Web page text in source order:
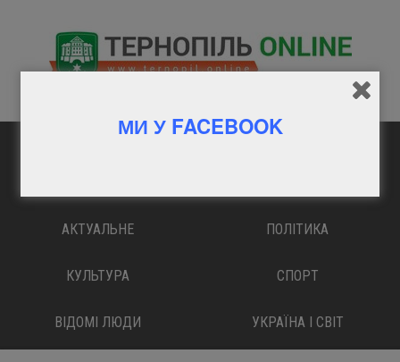
АКТУАЛЬНЕ ПОЛІТИКА
КУЛЬТУРА СПОРТ
ВІДОМІ ЛЮДИ УКРАЇНА І СВІТ
МИ У FACEBOOK